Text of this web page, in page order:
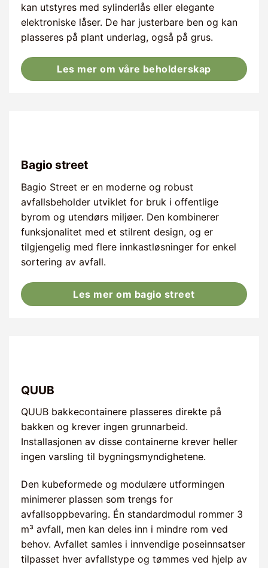
kan utstyres med sylinderlås eller elegante
elektroniske låser. De har justerbare ben og kan
plasseres på plant underlag, også på grus.
Les mer om våre beholderskap
Bagio street
Bagio Street er en moderne og robust
avfallsbeholder utviklet for bruk i offentlige
byrom og utendørs miljøer. Den kombinerer
funksjonalitet med et stilrent design, og er
tilgjengelig med flere innkastløsninger for enkel
sortering av avfall.
Les mer om bagio street
QUUB
QUUB bakkecontainere plasseres direkte på
bakken og krever ingen grunnarbeid.
Installasjonen av disse containerne krever heller
ingen varsling til bygningsmyndighetene.
Den kubeformede og modulære utformingen
minimerer plassen som trengs for
avfallsoppbevaring. Én standardmodul rommer 3
m³ avfall, men kan deles inn i mindre rom ved
behov. Avfallet samles i innvendige poseinnsatser
tilpasset hver avfallstype og tømmes ved hjelp av